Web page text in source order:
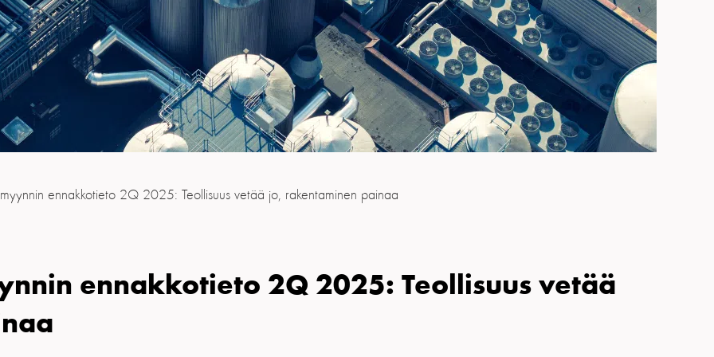
ennakkotieto 2Q 2025: Teollisuus vetää jo, rakentaminen painaa
ennakkotieto 2Q 2025: Teollisuus vetää